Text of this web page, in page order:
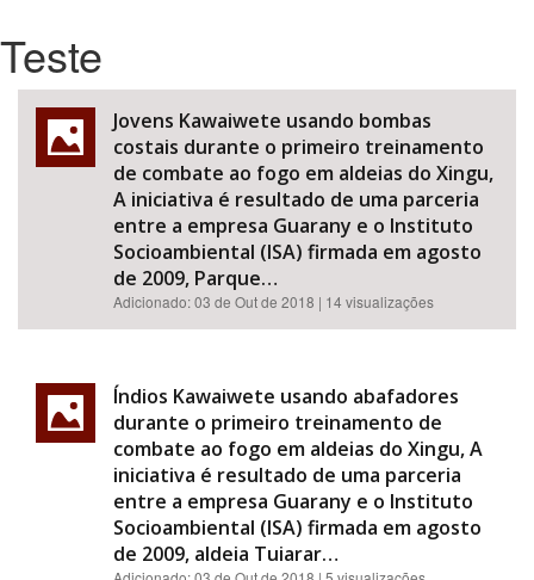
Tema
Área de Levantamento
BUSCAR
Teste
Jovens Kawaiwete usando bombas
costais durante o primeiro treinamento
de combate ao fogo em aldeias do Xingu,
A iniciativa é resultado de uma parceria
entre a empresa Guarany e o Instituto
Socioambiental (ISA) firmada em agosto
de 2009, Parque…
Adicionado:03 de Out de 2018 | 14 visualizações
Índios Kawaiwete usando abafadores
durante o primeiro treinamento de
combate ao fogo em aldeias do Xingu, A
iniciativa é resultado de uma parceria
entre a empresa Guarany e o Instituto
Socioambiental (ISA) firmada em agosto
de 2009, aldeia Tuiarar…